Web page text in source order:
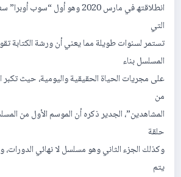
انطلاقتھ في مارس 2020 وھو أول
التي
تستمر لسنوات طویلة مما یعني أن ورشة الكتابة
المسلسل بناء
على مجریات الحیاة الحقیقیة والیومیة، حیث
من
حلقة
وكذلك الجزء الثاني وھو مسلسل لا نھائي الدورات،
یتم